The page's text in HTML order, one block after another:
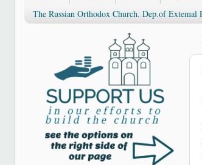
The Russian Orthodox Church. Dep.of Extemal